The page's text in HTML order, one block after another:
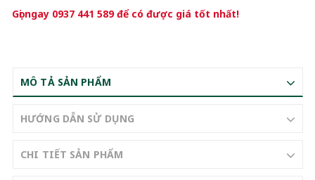
Gọi ngay 0937 441 589để có được giá tốt nhất!
MÔ TẢ SẢN PHẨM
HƯỚNG DẪN SỬ DỤNG
CHI TIẾT SẢN PHẨM